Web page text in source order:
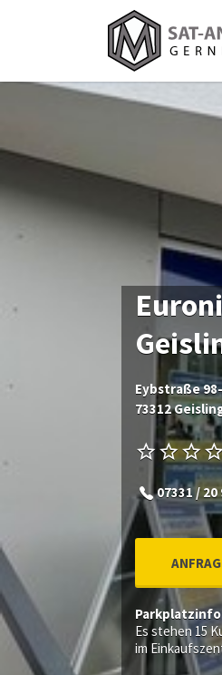
Suchen
nach:
Eybstraße
73312
07331 / 20
Es stehen 15
im